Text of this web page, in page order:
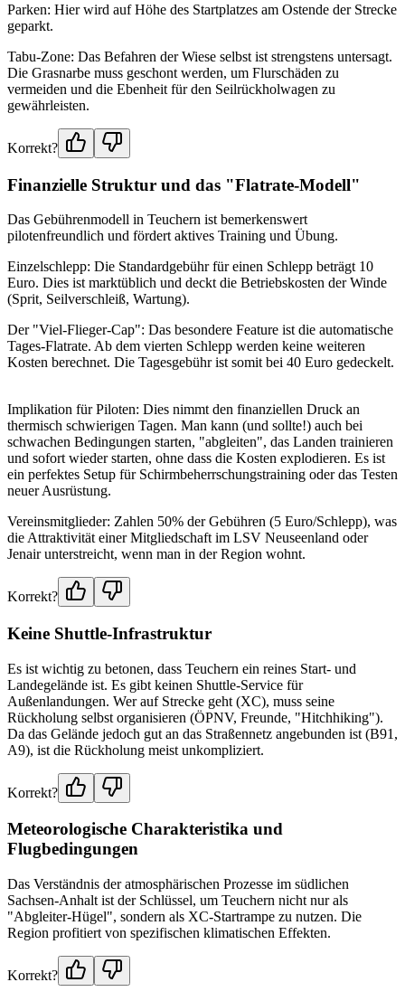
Parken: Hier wird auf Höhe des Startplatzes am Ostende der Strecke
geparkt.
Tabu-Zone: Das Befahren der Wiese selbst ist strengstens untersagt.
Die Grasnarbe muss geschont werden, um Flurschäden zu
vermeiden und die Ebenheit für den Seilrückholwagen zu
gewährleisten.
Korrekt?
Finanzielle Struktur und das "Flatrate-Modell"
Das Gebührenmodell in Teuchern ist bemerkenswert
pilotenfreundlich und fördert aktives Training und Übung.
Einzelschlepp: Die Standardgebühr für einen Schlepp beträgt 10
Euro. Dies ist marktüblich und deckt die Betriebskosten der Winde
(Sprit, Seilverschleiß, Wartung).
Der "Viel-Flieger-Cap": Das besondere Feature ist die automatische
Tages-Flatrate. Ab dem vierten Schlepp werden keine weiteren
Kosten berechnet. Die Tagesgebühr ist somit bei 40 Euro gedeckelt.
Implikation für Piloten: Dies nimmt den finanziellen Druck an
thermisch schwierigen Tagen. Man kann (und sollte!) auch bei
schwachen Bedingungen starten, "abgleiten", das Landen trainieren
und sofort wieder starten, ohne dass die Kosten explodieren. Es ist
ein perfektes Setup für Schirmbeherrschungstraining oder das Testen
neuer Ausrüstung.
Vereinsmitglieder: Zahlen 50% der Gebühren (5 Euro/Schlepp), was
die Attraktivität einer Mitgliedschaft im LSV Neuseenland oder
Jenair unterstreicht, wenn man in der Region wohnt.
Korrekt?
Keine Shuttle-Infrastruktur
Es ist wichtig zu betonen, dass Teuchern ein reines Start- und
Landegelände ist. Es gibt keinen Shuttle-Service für
Außenlandungen. Wer auf Strecke geht (XC), muss seine
Rückholung selbst organisieren (ÖPNV, Freunde, "Hitchhiking").
Da das Gelände jedoch gut an das Straßennetz angebunden ist (B91,
A9), ist die Rückholung meist unkompliziert.
Korrekt?
Meteorologische Charakteristika und
Flugbedingungen
Das Verständnis der atmosphärischen Prozesse im südlichen
Sachsen-Anhalt ist der Schlüssel, um Teuchern nicht nur als
"Abgleiter-Hügel", sondern als XC-Startrampe zu nutzen. Die
Region profitiert von spezifischen klimatischen Effekten.
Korrekt?